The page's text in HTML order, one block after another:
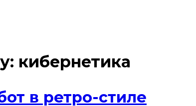
кибернетика
в ретро-стиле